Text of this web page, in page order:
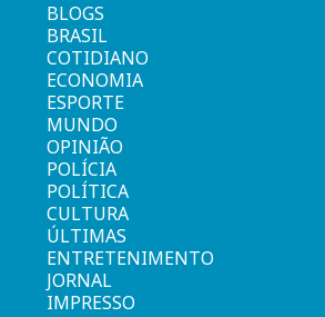
BLOGS
BRASIL
COTIDIANO
ECONOMIA
ESPORTE
MUNDO
OPINIÃO
POLÍCIA
POLÍTICA
CULTURA
ÚLTIMAS
ENTRETENIMENTO
JORNAL
IMPRESSO